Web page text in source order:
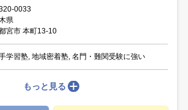
0033
県
宮市 本町13-10
学習塾, 地域密着塾, 名門・難関受験に強い
もっと見る